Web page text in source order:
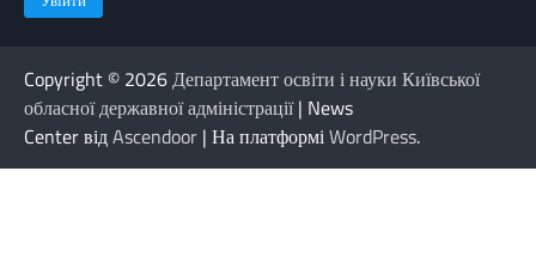
Copyright © 2026Департамент освіти і науки Київської
обласної державної адміністрації| News
Center відAscendoor | На платформіWordPress.